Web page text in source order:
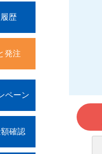
歴
発注
ペーン
確認